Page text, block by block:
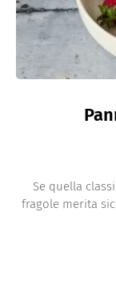
Se quella
fragole merita